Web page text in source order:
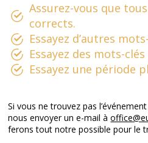
Assurez-vous que
corrects.
Essayez d’autres
Essayez des mots-
Essayez une période
Si vous ne trouvez pas
nous envoyer un e-mail à
ferons tout notre possible pour le